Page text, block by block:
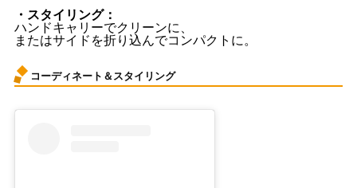
・スタイリング：
ハンドキャリーでクリーンに、
またはサイドを折り込んでコンパクトに。
コーディネート＆スタイリング